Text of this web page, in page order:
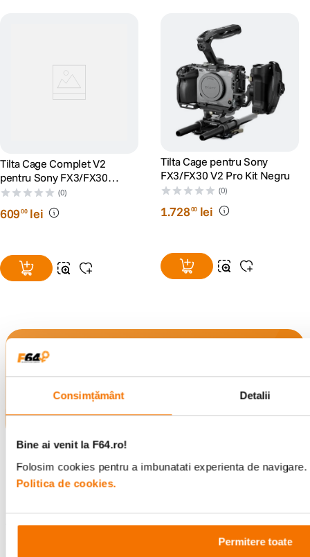
Consimțământ Detalii
Bine ai venit la F64.ro!
Folosim cookies pentru a imbunatati experienta de
Politica de cookies.
Permitere toate
Tilta Cage Complet V2
pentru Sony FX3/FX30
Negru
(0)
60900 lei
Tilta Cage pentru Sony
FX3/FX30 V2 Pro Kit Negru
(0)
1.72800 lei
Descopera inspiratie, recomandari utile,
pentru tine.
Consultanta
specializata
Livrare gratuita